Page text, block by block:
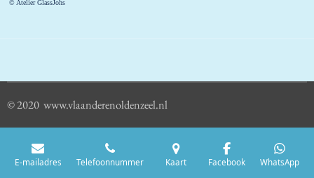
© Atelier GlassJohs
© 2020 www.vlaanderenoldenzeel.nl
E-mailadres Telefoonnummer Kaart Facebook WhatsApp